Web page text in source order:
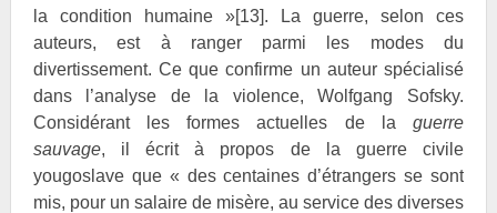
la condition humaine »[13]. La guerre, selon ces
auteurs, est à ranger parmi les modes du
divertissement. Ce que confirme un auteur spécialisé
dans l’analyse de la violence, Wolfgang Sofsky.
Considérant les formes actuelles de la guerre
sauvage, il écrit à propos de la guerre civile
yougoslave que « des centaines d’étrangers se sont
mis, pour un salaire de misère, au service des diverses